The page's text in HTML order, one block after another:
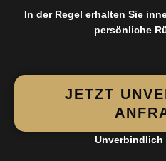
In der Regel erhalten Sie
persönliche
JETZT